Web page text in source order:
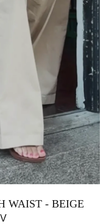
WAIST - BEIGE